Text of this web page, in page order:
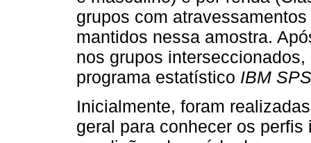
grupos com
mantidos nessa amostra.
nos grupos
programa estatístico IBM
Inicialmente, foram
geral para conhecer os